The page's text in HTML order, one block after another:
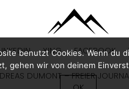
XING FACEBOOK
DUMONT – FREIER
benutzt Cookies. Wenn du
gehen wir von deinem